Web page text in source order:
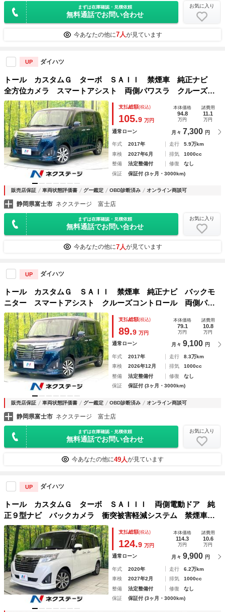
まずは在庫確認・見積依頼
無料通話でお問い合わせ
お気に入り
今あなたの他に7人が見ています
UP ダイハツ
トール カスタムＧ ターボ ＳＡＩＩ 禁煙車 純正ナビ
全方位カメラ スマートアシスト 両側パワスラ クルーズコ
ントロール Ｂｌｕｅｔｏｏｔｈ ＥＴＣ ドライブレコーダ
ー ＬＥＤヘッドライト ロールサンシェード アイドリング
ストップ
支払総額(税込)
105.9 万円
本体価格
94.8
万円
諸費用
11.1
万円
通常ローン 月々 7,300 円
年式 2017年 走行
5.9万km
車検
2027年6月 排気
1000cc
整備
法定整備付 修復
なし
保証
保証付 (3ヶ月・3000km)
販売店保証 車両状態評価書 グー鑑定 OBD診断済み オンライン商談可
静岡県富士市 ネクステージ 富士店
まずは在庫確認・見積依頼
無料通話でお問い合わせ
お気に入り
今あなたの他に7人が見ています
UP ダイハツ
トール カスタムＧ ＳＡＩＩ 禁煙車 純正ナビ バックモ
ニター スマートアシスト クルーズコントロール 両側パワ
スラ ＥＴＣ ドラレコ シートヒーター ＬＥＤヘッド フ
ォグ オートライト オートエアコン スマートキー
支払総額(税込)
89.9 万円
本体価格
79.1
万円
諸費用
10.8
万円
通常ローン 月々 9,100 円
年式 2017年 走行
8.3万km
車検
2026年12月 排気
1000cc
整備
法定整備付 修復
なし
保証
保証付 (3ヶ月・3000km)
販売店保証 車両状態評価書 グー鑑定 OBD診断済み オンライン商談可
静岡県富士市 ネクステージ 富士店
まずは在庫確認・見積依頼
無料通話でお問い合わせ
お気に入り
今あなたの他に49人が見ています
UP ダイハツ
トール カスタムＧ ターボ ＳＡＩＩＩ 両側電動ドア 純
正９型ナビ バックカメラ 衝突被害軽減システム 禁煙車
ドラレコ コーナーセンサー スマートキー ＬＥＤヘッド
クルコン 純正１５インチアルミ オートハイビーム 車線逸
脱警報
支払総額(税込)
124.9 万円
本体価格
114.3
万円
諸費用
10.6
万円
通常ローン 月々 9,900 円
年式 2020年 走行
6.2万km
車検
2027年2月 排気
1000cc
整備
法定整備付 修復
なし
保証
保証付 (3ヶ月・3000km)